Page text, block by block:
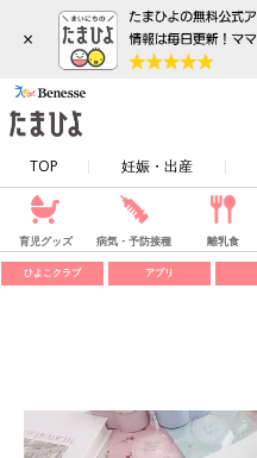
×
TOP 妊娠・出産
育児グッズ 病気・予防接種 離乳食
ひよこクラブ アプリ